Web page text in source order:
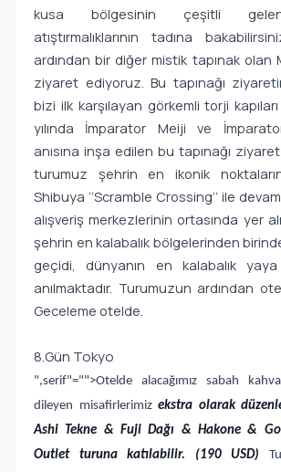
kusa bölgesinin çeşitli
atıştırmalıklarının tadına
ardından bir diğer mistik tapınak olan
ziyaret ediyoruz. Bu tapınağı
bizi ilk karşılayan görkemli torji
yılında İmparator Meiji ve
anısına inşa edilen bu tapınağı
turumuz şehrin en ikonik
Shibuya ‘’Scramble Crossing’’ ile
alışveriş merkezlerinin ortasında yer
şehrin en kalabalık bölgelerinden
geçidi, dünyanın en kalabalık
anılmaktadır. Turumuzun ardından
Geceleme otelde.
8.Gün Tokyo
",serif"="">Otelde alacağımız sabah
dileyen misafirlerimizekstra olarak
Ashi Tekne & Fuji Dağı & Hakone &
Outlet turuna katılabilir. (190 USD)